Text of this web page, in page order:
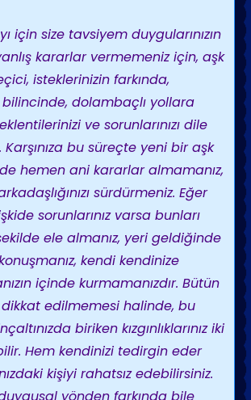
için size tavsiyem duygularınızın
kararlar vermemeniz için, aşk
isteklerinizin farkında,
bilincinde, dolambaçlı yollara
ve sorunlarınızı dile
bu süreçte yeni bir aşk
hemen ani kararlar almamanız,
sürdürmeniz. Eğer
sorunlarınız varsa bunları
ele almanız, yeri geldiğinde
kendi kendinize
içinde kurmamanızdır. Bütün
edilmemesi halinde, bu
biriken kızgınlıklarınız iki
Hem kendinizi tedirgin eder
kişiyi rahatsız edebilirsiniz.